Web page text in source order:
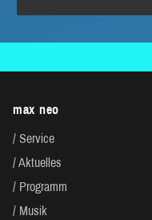
max neo
Service
Aktuelles
Programm
Musik